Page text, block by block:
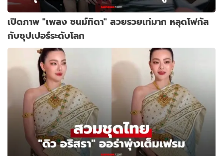
เปิดภาพ "เพลง ชนม์ทิดา" สวยรวยเท่มาก หลุดโฟกัส
กับซุปเปอร์ระดับโลก